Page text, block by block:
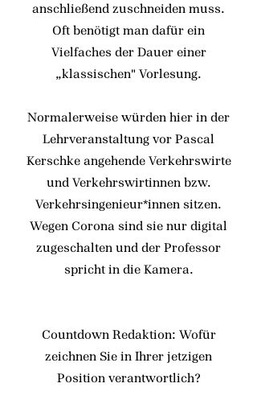
anschließend zuschneiden muss.
Oft benötigt man dafür ein
Vielfaches der Dauer einer
„klassischen" Vorlesung.
Normalerweise würden hier in der
Lehrveranstaltung vor Pascal
Kerschke angehende Verkehrswirte
und Verkehrswirtinnen bzw.
Verkehrsingenieur*innen sitzen.
Wegen Corona sind sie nur digital
zugeschalten und der Professor
spricht in die Kamera.
Countdown Redaktion: Wofür
zeichnen Sie in Ihrer jetzigen
Position verantwortlich?